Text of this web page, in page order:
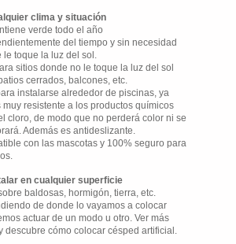
clima y situación
verde todo el año
del tiempo y sin necesidad
le toque la luz del sol.
sitios donde no le toque la luz del sol
cerrados, balcones, etc.
instalarse alrededor de piscinas, ya
muy resistente a los productos químicos
cloro, de modo que no perderá color ni se
Además es antideslizante.
con las mascotas y 100% seguro para
en cualquier superficie
baldosas, hormigón, tierra, etc.
de donde lo vayamos a colocar
actuar de un modo u otro. Ver más
descubre cómo colocar césped artificial.